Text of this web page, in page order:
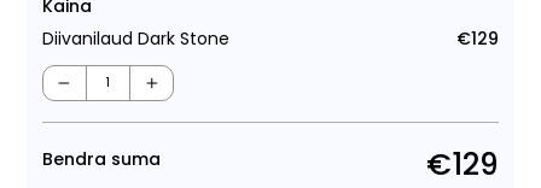
Kaina
Diivanilaud Dark Stone
€129
− +
Bendra suma €129